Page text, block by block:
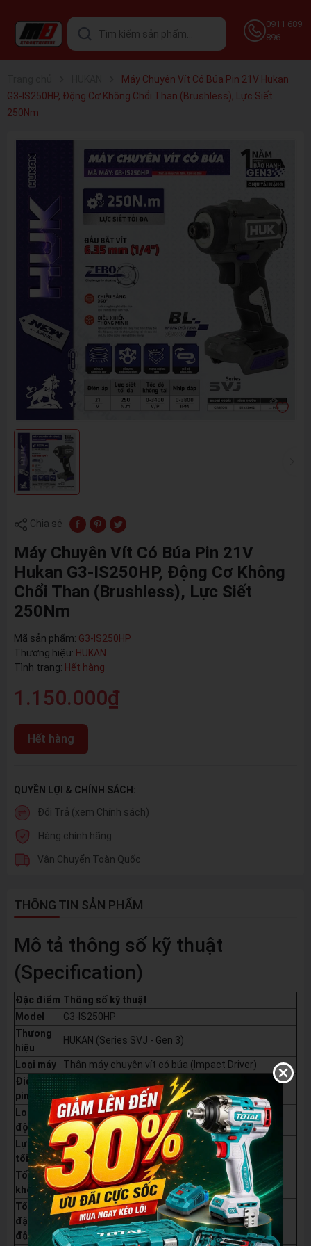
0911 689
896
Máy Chuyên Vít Có Búa Pin 21V Hukan
G3-IS250HP, Động Cơ Không Chổi Than (Brushless), Lực Siết
250Nm
Chia sẻ
Máy Chuyên Vít Có Búa Pin 21V
Hukan G3-IS250HP, Động Cơ Không
Chổi Than (Brushless), Lực Siết
250Nm
Mã sản phẩm: G3-IS250HP
Thương hiệu: HUKAN
Tình trạng: Hết hàng
1.150.000₫
Hết hàng
QUYỀN LỢI & CHÍNH SÁCH:
Đổi Trả (xem Chính sách)
Hàng chính hãng
Vận Chuyển Toàn Quốc
THÔNG TIN SẢN PHẨM
Mô tả thông số kỹ thuật
(Specification)
Đặc điểm Thông số kỹ thuật
Model
G3-IS250HP
Thương
hiệu
HUKAN (Series SVJ - Gen 3)
Loại máy
Thân máy chuyên vít có búa (Impact Driver)
Điện áp
pin
21V
Loại
động cơ
Động cơ Không Chổi Than (Brushless Motor - BL
Series)
Lực siết
tối đa
250 N.m
Tốc độ
không tải
0 - 3400 Vòng/phút (V/P)
Tốc độ
đập (Nhịp
đập)
0 - 3800 Nhịp/phút (IPM)